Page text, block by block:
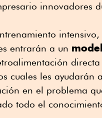
innovadores
entrarán a un
cuales les ayudarán
en el problema
todo el